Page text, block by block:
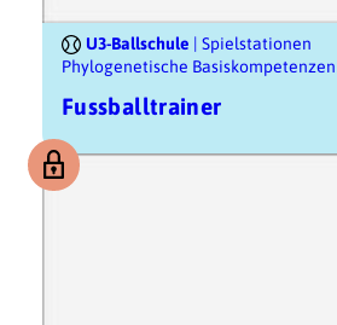
U3-Ballschule | Spielstationen
Phylogenetische Basiskompetenzen
Fussballtrainer